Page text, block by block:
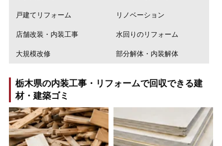
戸建てリフォーム リノベーション
店舗改装・内装工事 水回りのリフォーム
大規模改修 部分解体・内装解体
栃木県の内装工事・リフォームで回収できる建
材・建築ゴミ